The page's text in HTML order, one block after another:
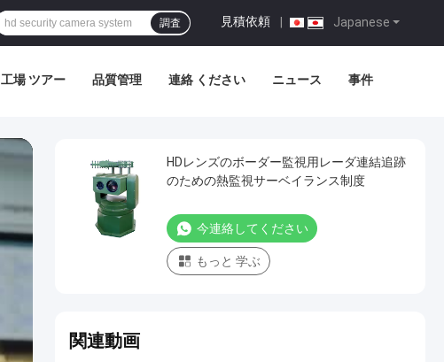
Japanese
見積依頼
調査
工場 ツアー 品質管理 連絡 ください ニュース 事件
HDレンズのボーダー監視用レーダ連結追跡
のための熱監視サーベイランス制度
今連絡してください
もっと 学ぶ
関連動画